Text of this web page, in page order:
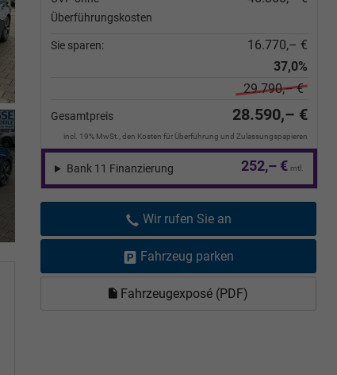
Überführungskosten
Sie sparen:
16.770,– €
37,0%
29.790,– €
Gesamtpreis 28.590,– €
incl. 19% MwSt., den Kosten für Überführung und Zulassungspapieren
252,– € mtl.
Bank 11 Finanzierung
Wir rufen Sie an
Fahrzeug parken
Fahrzeugexposé (PDF)